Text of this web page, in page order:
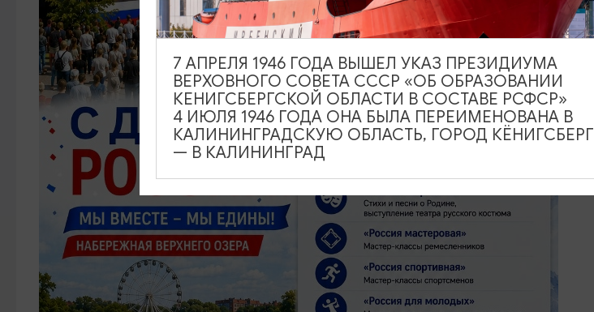
7 АПРЕЛЯ 1946 ГОДА ВЫШЕЛ УКАЗ ПРЕЗИДИУМА
ВЕРХОВНОГО СОВЕТА СССР «ОБ ОБРАЗОВАНИИ
КЕНИГСБЕРГСКОЙ ОБЛАСТИ В СОСТАВЕ РСФСР»
4 ИЮЛЯ 1946 ГОДА ОНА БЫЛА ПЕРЕИМЕНОВАНА В
КАЛИНИНГРАДСКУЮ ОБЛАСТЬ, ГОРОД КЁНИГСБЕРГ
— В КАЛИНИНГРАД